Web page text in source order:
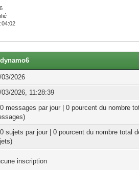
03/2026
03/2026, 11:28:39
messages par jour | 0 pourcent du nombre
sujets par jour | 0 pourcent du nombre total
inscription